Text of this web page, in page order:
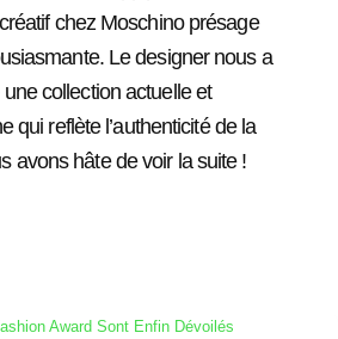
chez Moschino présage
Le designer nous a
collection actuelle et
qui reflète l’authenticité de la
avons hâte de voir la suite !